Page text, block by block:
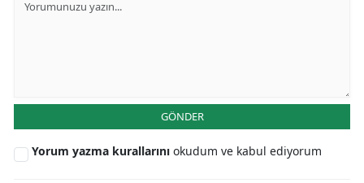
GÖNDER
Yorum yazma kurallarını okudum ve kabul ediyorum